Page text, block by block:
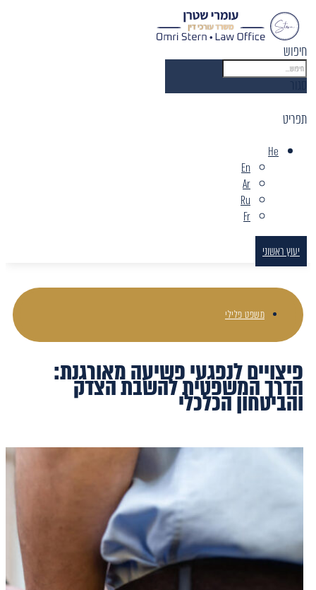
חיפוש
תפריט
He
En
Ar
Ru
Fr
יעוץ ראשוני
משפט פלילי
פיצויים לנפגעי פשיעה מאורגנת:
הדרך המשפטית להשבת הצדק
והביטחון הכלכלי